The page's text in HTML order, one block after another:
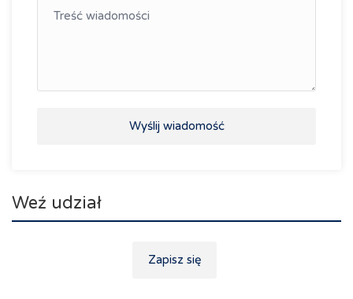
Wyślij wiadomość
Weź udział
Zapisz się